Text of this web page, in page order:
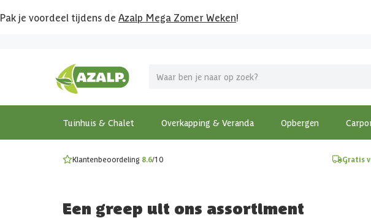
Pak je voordeel tijdens de Azalp Mega Zomer Weken!
Tuinhuis & Chalet Overkapping & Veranda Opbergen
MEGA zomer kortingen op overkappingen en tuinhuizen!
Bekijk de actiemodellen
Gratis wandplankset
Ontdek onze metalen overkappingen
Klantenbeoordeling 8.6/10 Gratis
Een greep uit ons assortiment